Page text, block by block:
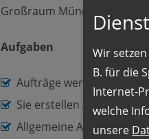
Großraum München mit der
Aufgaben
Aufträge werden von
Sie erstellen Angebote
Allgemeine Aufgaben
Wir
B. für die
Internet-
welche
unsere